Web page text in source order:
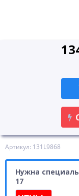
Артикул: 131L9868
Нужна
17